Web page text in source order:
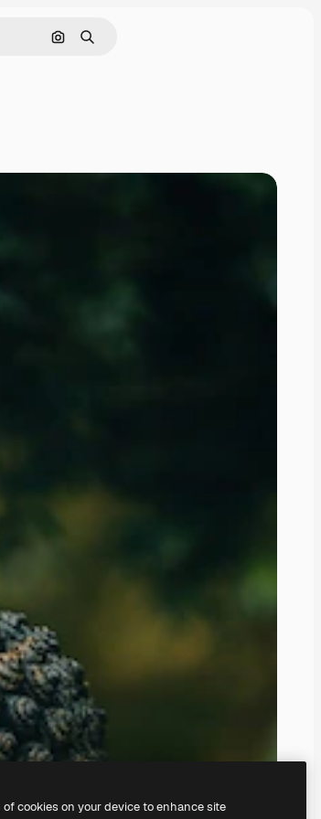
Hledat podle obrázku
Hledat
cookies on your device to enhance site